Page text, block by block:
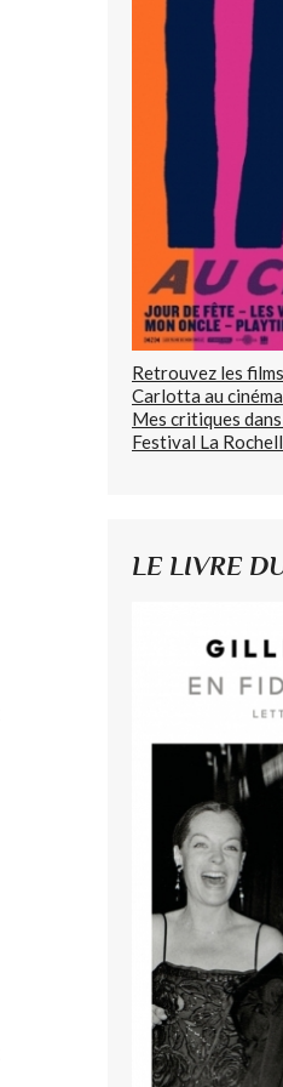
Retrouvez les
Carlotta au
Mes critiques
Festival La
LE LIVRE